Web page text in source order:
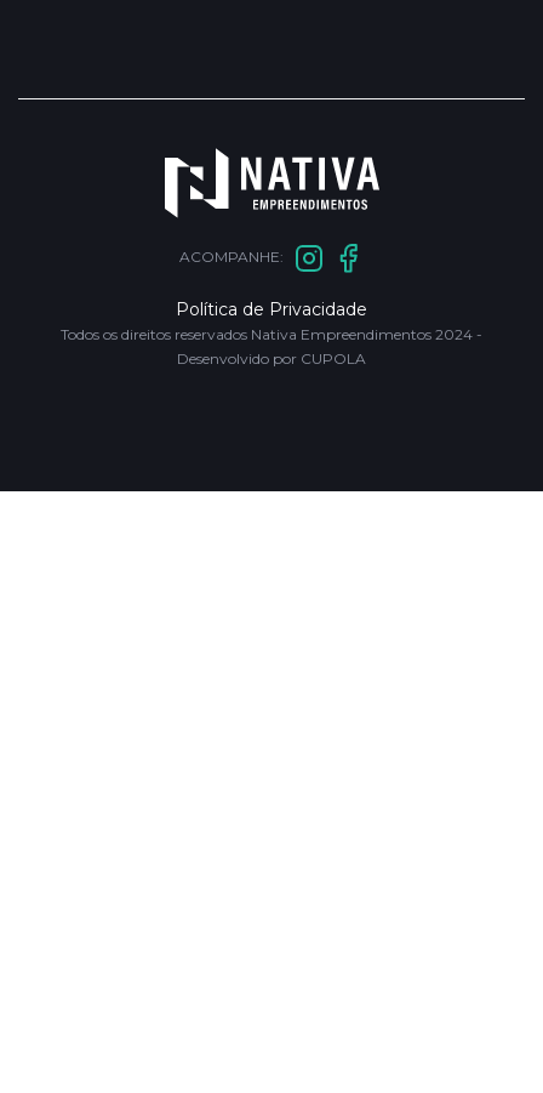
ACOMPANHE:
Política de Privacidade
Todos os direitos reservados Nativa Empreendimentos 2024 -
Desenvolvido por CUPOLA